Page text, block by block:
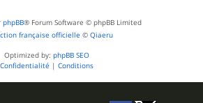
phpBB® Forum Software © phpBB Limited
française officielle © Qiaeru
Optimized by: phpBB SEO
Confidentialité | Conditions